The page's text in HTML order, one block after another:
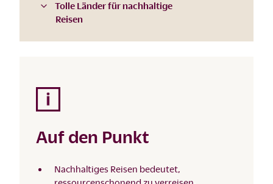
Tolle Länder für nachhaltige
Reisen
Auf den Punkt
Nachhaltiges Reisen bedeutet,